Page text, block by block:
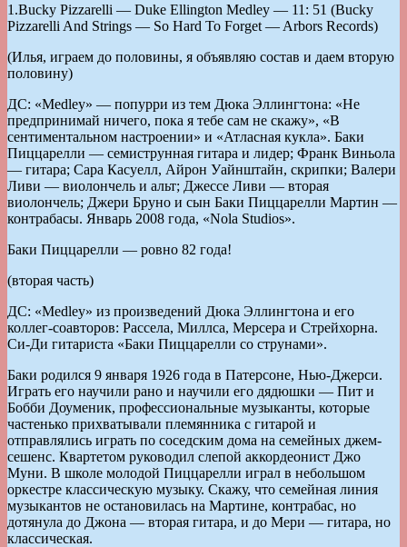
1.Bucky Pizzarelli — Duke Ellington Medley — 11: 51 (Bucky
Pizzarelli And Strings — So Hard To Forget — Arbors Records)
(Илья, играем до половины, я объявляю состав и даем вторую
половину)
ДС: «Medley» — попурри из тем Дюка Эллингтона: «Не
предпринимай ничего, пока я тебе сам не скажу», «В
сентиментальном настроении» и «Атласная кукла». Баки
Пиццарелли — семиструнная гитара и лидер; Франк Виньола
— гитара; Сара Касуелл, Айрон Уайнштайн, скрипки; Валери
Ливи — виолончель и альт; Джессе Ливи — вторая
виолончель; Джери Бруно и сын Баки Пиццарелли Мартин —
контрабасы. Январь 2008 года, «Nola Studios».
Баки Пиццарелли — ровно 82 года!
(вторая часть)
ДС: «Medley» из произведений Дюка Эллингтона и его
коллег-соавторов: Рассела, Миллса, Мерсера и Стрейхорна.
Си-Ди гитариста «Баки Пиццарелли со струнами».
Баки родился 9 января 1926 года в Патерсоне, Нью-Джерси.
Играть его научили рано и научили его дядюшки — Пит и
Бобби Доуменик, профессиональные музыканты, которые
частенько прихватывали племянника с гитарой и
отправлялись играть по соседским дома на семейных джем-
сешенс. Квартетом руководил слепой аккордеонист Джо
Муни. В школе молодой Пиццарелли играл в небольшом
оркестре классическую музыку. Скажу, что семейная линия
музыкантов не остановилась на Мартине, контрабас, но
дотянула до Джона — вторая гитара, и до Мери — гитара, но
классическая.